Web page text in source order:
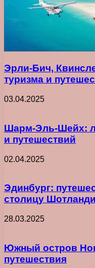
Эрли-Бич,
туризма и
03.04.2025
Шарм-Эль-Шейх:
и путешествий
02.04.2025
Эдинбург:
столицу
28.03.2025
Южный остров
путешествия